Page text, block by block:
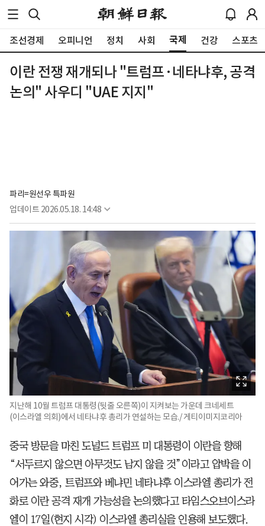
조선경제 오피니언 정치 사회 국제 건강 스포츠
이란 전쟁 재개되나 "트럼프·네타냐후, 공격
논의" 사우디 "UAE 지지"
파리=원선우 특파원
업데이트 2026.05.18. 14:48
지난해 10월 트럼프 대통령(뒷줄 오른쪽)이 지켜보는 가운데 크네세트
(이스라엘 의회)에서 네타냐후 총리가 연설하는 모습./ 게티이미지코리아
중국 방문을 마친 도널드 트럼프 미 대통령이 이란을 향해
“서두르지 않으면 아무것도 남지 않을 것”이라고 압박을 이
어가는 와중, 트럼프와 베냐민 네타냐후 이스라엘 총리가 전
화로 이란 공격 재개 가능성을 논의했다고 타임스오브이스라
엘이 17일(현지 시각) 이스라엘 총리실을 인용해 보도했다.